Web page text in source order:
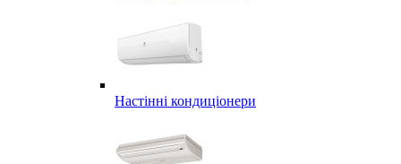
Настінні кондиціонери